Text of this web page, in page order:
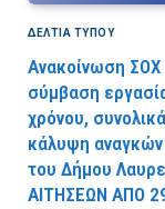
ΔΕΛΤΙΑ ΤΥΠΟΥ
Ανακοίνωση
σύμβαση
χρόνου,
κάλυψη
του Δήμου
AITHΣEΩN AΠO